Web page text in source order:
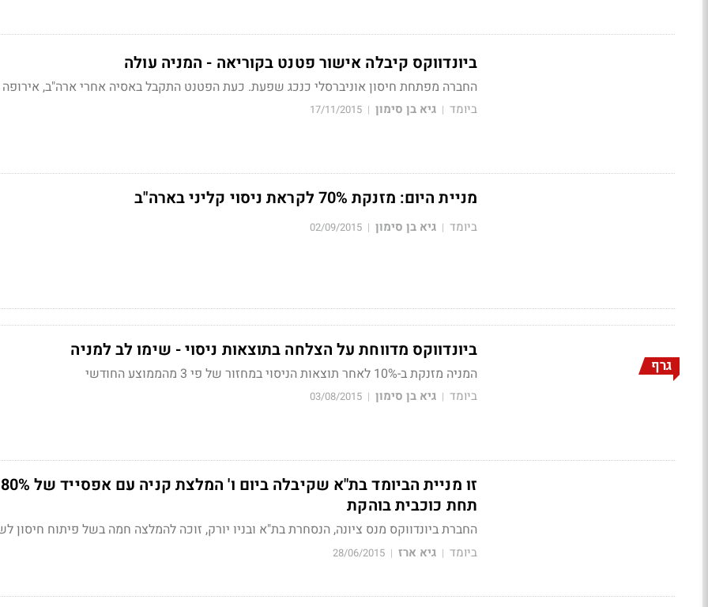
ביונדווקס קיבלה אישור פטנט בקוריאה - המניה עולה
החברה מפתחת חיסון אוניברסלי כנכג שפעת. כעת הפטנט התקבל באסיה אחרי ארה"ב, אירופה
ביומד | גיא בן סימון |
17/11/2015
מניית היום: מזנקת 70% לקראת ניסוי קליני בארה"ב
ביומד | גיא בן סימון |
02/09/2015
גרף
ביונדווקס מדווחת על הצלחה בתוצאות ניסוי - שימו לב למניה
המניה מזנקת ב-10% לאחר תוצאות הניסוי במחזור של פי 3 מהממוצע החודשי
ביומד | גיא בן סימון |
03/08/2015
תחת כוכבית בוהקת
החברת ביונדווקס מנס ציונה, הנסחרת בת"א ובניו יורק, זוכה להמלצה חמה בשל פיתוח חיסון
ביומד | גיא ארז |
28/06/2015